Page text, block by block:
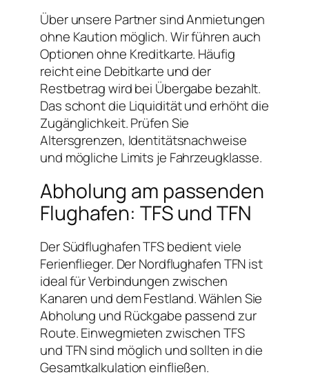
Über unsere Partner sind Anmietungen
ohne Kaution möglich. Wir führen auch
Optionen ohne Kreditkarte. Häufig
reicht eine Debitkarte und der
Restbetrag wird bei Übergabe bezahlt.
Das schont die Liquidität und erhöht die
Zugänglichkeit. Prüfen Sie
Altersgrenzen, Identitätsnachweise
und mögliche Limits je Fahrzeugklasse.
Abholung am passenden
Flughafen: TFS und TFN
Der Südflughafen TFS bedient viele
Ferienflieger. Der Nordflughafen TFN ist
ideal für Verbindungen zwischen
Kanaren und dem Festland. Wählen Sie
Abholung und Rückgabe passend zur
Route. Einwegmieten zwischen TFS
und TFN sind möglich und sollten in die
Gesamtkalkulation einfließen.